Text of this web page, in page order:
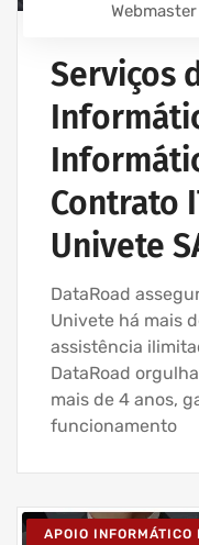
Webmaster
Serviços
Contrato
Univete
DataRoad
Univete há mais
assistência
DataRoad
mais de 4 anos,
funcionamento
APOIO INFORMÁTICO